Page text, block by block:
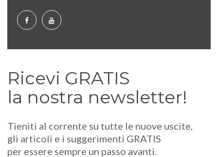
Ricevi GRATIS
la nostra newsletter!
Tieniti al corrente su tutte le nuove uscite,
gli articoli e i suggerimenti GRATIS
per essere sempre un passo avanti.